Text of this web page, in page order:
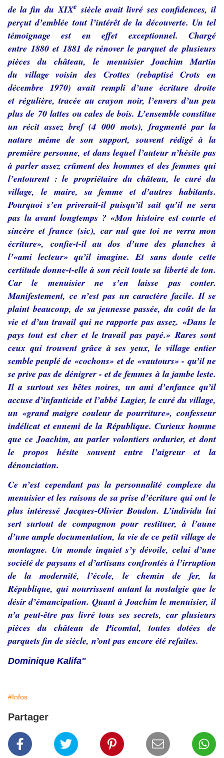
de la fin du XIXe siècle avait livré ses confidences, il
perçut d’emblée tout l’intérêt de la découverte. Un tel
témoignage est en effet exceptionnel. Chargé
entre 1880 et 1881 de rénover le parquet de plusieurs
pièces du château, le menuisier Joachim Martin
du village voisin des Crottes (rebaptisé Crots en
décembre 1970) avait rempli d’une écriture droite
et régulière, tracée au crayon noir, l’envers d’un peu
plus de 70 lattes ou cales de bois. L’ensemble constitue
un récit assez bref (4 000 mots), fragmenté par la
nature même de son support, souvent rédigé à la
première personne, et dans lequel l’auteur n’hésite pas
à parler assez crûment des hommes et des femmes qui
l’entourent : le propriétaire du château, le curé du
village, le maire, sa femme et d’autres habitants.
Pourquoi s’en priverait-il puisqu’il sait qu’il ne sera
pas lu avant longtemps ? «Mon histoire est courte et
sincère et france (sic), car nul que toi ne verra mon
écriture», confie-t-il au dos d’une des planches à
l’«ami lecteur» qu’il imagine. Et sans doute cette
certitude donne-t-elle à son récit toute sa liberté de ton.
Car le menuisier ne s’en laisse pas conter.
Manifestement, ce n’est pas un caractère facile. Il se
plaint beaucoup, de sa jeunesse passée, du coût de la
vie et d’un travail qui ne rapporte pas assez. «Dans le
pays tout est cher et le travail pas payé.» Rares sont
ceux qui trouvent grâce à ses yeux, le village entier
semble peuplé de «cochons» et de «vautours» - qu’il ne
se prive pas de dénigrer - et de femmes à la jambe leste.
Il a surtout ses bêtes noires, un ami d’enfance qu’il
accuse d’infanticide et l’abbé Lagier, le curé du village,
un «grand maigre couleur de pourriture», confesseur
indélicat et ennemi de la République. Curieux homme
que ce Joachim, au parler volontiers ordurier, et dont
le propos hésite souvent entre l’aigreur et la
dénonciation.
Ce n’est cependant pas la personnalité complexe du
menuisier et les raisons de sa prise d’écriture qui ont le
plus intéressé Jacques-Olivier Boudon. L’individu lui
sert surtout de compagnon pour restituer, à l’aune
d’une ample documentation, la vie de ce petit village de
montagne. Un monde inquiet s’y dévoile, celui d’une
société de paysans et d’artisans confrontés à l’irruption
de la modernité, l’école, le chemin de fer, la
République, qui nourrissent autant la nostalgie que le
désir d’émancipation. Quant à Joachim le menuisier, il
n’a peut-être pas livré tous ses secrets, car plusieurs
pièces du château de Picomtal, toutes dotées de
parquets fin de siècle, n’ont pas encore été refaites.
Dominique Kalifa"
#Infos
Partager